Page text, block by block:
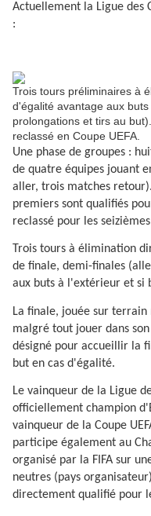
Actuellement la Ligue des
:
Trois tours préliminaires à
d'égalité avantage aux
prolongations et tirs au
reclassé en Coupe UEFA.
Une phase de groupes :
de quatre équipes jouant
aller, trois matches
premiers sont qualifiés
reclassé pour les
Trois tours à élimination
de finale, demi-finales
aux buts à l'extérieur et si
La finale, jouée sur
malgré tout jouer dans
désigné pour accueillir la
but en cas d'égalité.
Le vainqueur de la Ligue
officiellement champion
vainqueur de la Coupe
participe également au
organisé par la FIFA sur
neutres (pays
directement qualifié pour